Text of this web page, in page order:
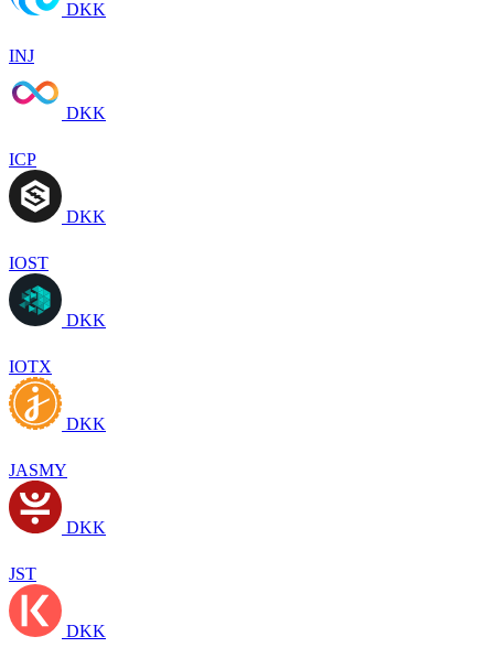
DKK
INJ
DKK
ICP
DKK
IOST
DKK
IOTX
DKK
JASMY
DKK
JST
DKK